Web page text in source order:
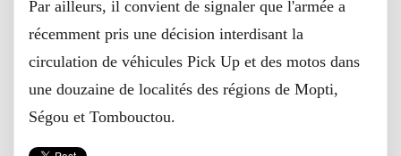
Par ailleurs, il convient de signaler que l'armée a
récemment pris une décision interdisant la
circulation de véhicules Pick Up et des motos dans
une douzaine de localités des régions de Mopti,
Ségou et Tombouctou.